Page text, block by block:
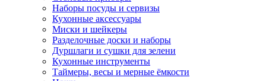
Наборы посуды и сервизы
Кухонные аксессуары
Миски и шейкеры
Разделочные доски и наборы
Дуршлаги и сушки для зелени
Кухонные инструменты
Таймеры, весы и мерные ёмкости